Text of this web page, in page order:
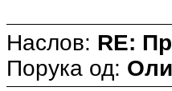
Наслов: RE:
Порука од: Оли